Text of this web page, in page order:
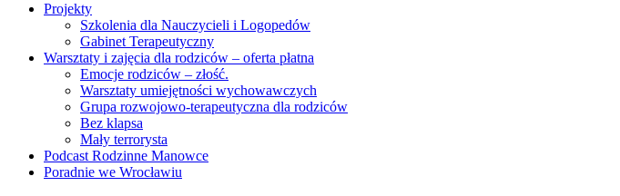
Projekty
Szkolenia dla Nauczycieli i Logopedów
Gabinet Terapeutyczny
Warsztaty i zajęcia dla rodziców – oferta płatna
Emocje rodziców – złość.
Warsztaty umiejętności wychowawczych
Grupa rozwojowo-terapeutyczna dla rodziców
Bez klapsa
Mały terrorysta
Podcast Rodzinne Manowce
Poradnie we Wrocławiu